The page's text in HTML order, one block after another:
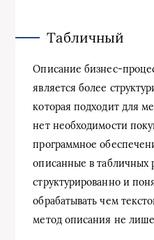
Табличный
Описание бизнес-
является более
которая подходит для
нет необходимости
программное
описанные в табличных
структурированно и
обрабатывать чем
метод описания не